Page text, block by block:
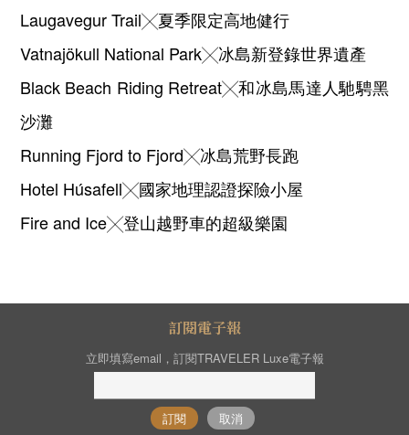
Laugavegur Trail╳夏季限定高地健行
Vatnajökull National Park╳冰島新登錄世界遺產
Black Beach Riding Retreat╳和冰島馬達人馳騁黑
沙灘
Running Fjord to Fjord╳冰島荒野長跑
Hotel Húsafell╳國家地理認證探險小屋
Fire and Ice╳登山越野車的超級樂園
訂閱電子報
立即填寫email，訂閱TRAVELER Luxe電子報
訂閱 取消